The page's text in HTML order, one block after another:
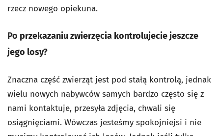
rzecz nowego opiekuna.
Po przekazaniu zwierzęcia kontrolujecie jeszcze
jego losy?
Znaczna część zwierząt jest pod stałą kontrolą, jednak
wielu nowych nabywców samych bardzo często się z
nami kontaktuje, przesyła zdjęcia, chwali się
osiągnięciami. Wówczas jesteśmy spokojniejsi i nie